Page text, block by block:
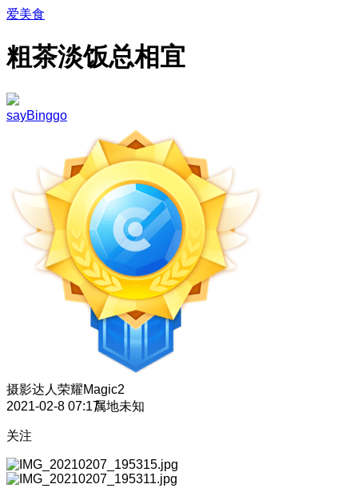
爱美食
粗茶淡饭总相宜
sayBinggo
摄影达人 荣耀Magic2
2021-02-8 07:17属地未知
关注